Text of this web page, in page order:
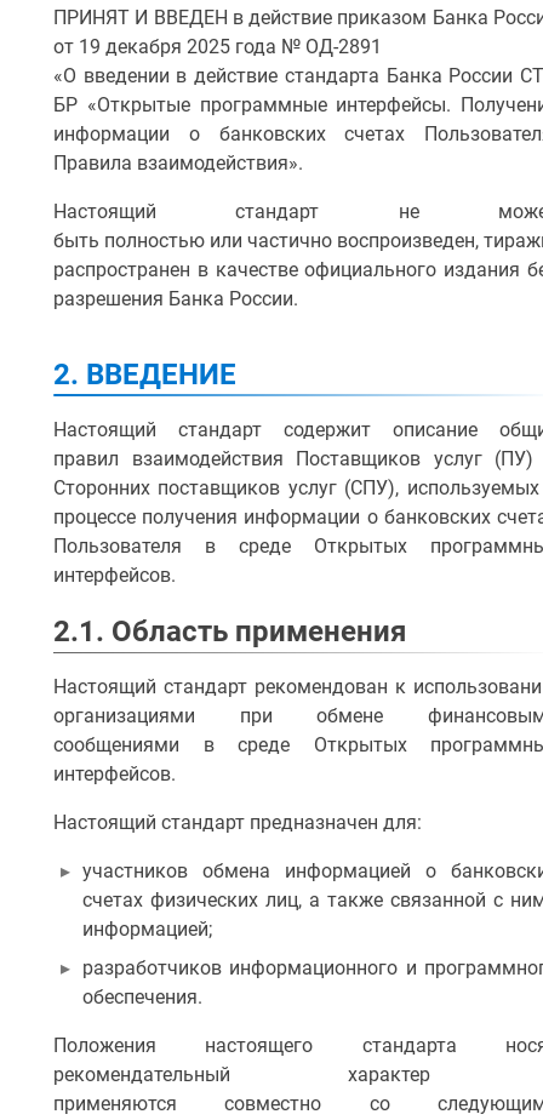
3. Цель и назначение взаимодействия
4. Схема взаимодействия
5. Согласие
5.1. Информирование о содержании Информационного
5.2. Подтверждение намерения
5.4. Авторизация согласия
5.5. Информирование о состоянии согласия
5.6. Уведомление о состоянии согласия
6. Набор данных
6.1. Доступ к данным Стороннему поставщику услуг (СПУ)
ПОСЛЕДНЕЕ
ИЗМЕНЕНИЕ
А
д
в
с
ПРИНЯТ И ВВЕДЕН в действие приказом Банка
от 19 декабря 2025 года № ОД-2891
«О введении в действие стандарта Банка России
БР «Открытые программные интерфейсы.
информации о банковских счетах
Правила взаимодействия».
Настоящий стандарт не
быть полностью или частично воспроизведен,
распространен в качестве официального издания
разрешения Банка России.
2. ВВЕДЕНИЕ
Настоящий стандарт содержит описание
правил взаимодействия Поставщиков услуг
Сторонних поставщиков услуг (СПУ),
процессе получения информации о банковских
Пользователя в среде Открытых
интерфейсов.
2.1. Область применения
Настоящий стандарт рекомендован к
организациями при обмене
сообщениями в среде Открытых
интерфейсов.
Настоящий стандарт предназначен для:
участников обмена информацией о
счетах физических лиц, а также связанной с
информацией;
разработчиков информационного и
обеспечения.
Положения настоящего стандарта
рекомендательный характер
применяются совместно со